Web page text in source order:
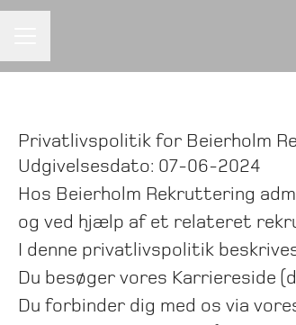
Privatlivspolitik for Beierholm
Udgivelsesdato: 07-06-2024
Hos Beierholm Rekruttering
og ved hjælp af et relateret
I denne privatlivspolitik
Du besøger vores Karriereside
Du forbinder dig med os via